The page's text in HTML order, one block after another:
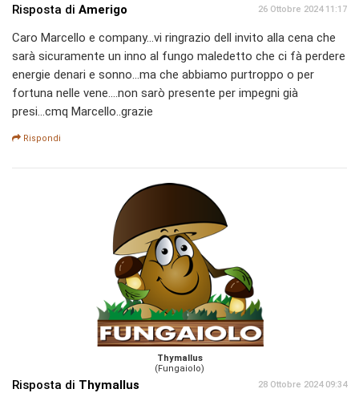
Risposta di Amerigo 26 Ottobre 2024 11:17
Caro Marcello e company...vi ringrazio dell invito alla cena che
sarà sicuramente un inno al fungo maledetto che ci fà perdere
energie denari e sonno...ma che abbiamo purtroppo o per
fortuna nelle vene....non sarò presente per impegni già
presi...cmq Marcello..grazie
Rispondi
Thymallus
(Fungaiolo)
Risposta di Thymallus 28 Ottobre 2024 09:34